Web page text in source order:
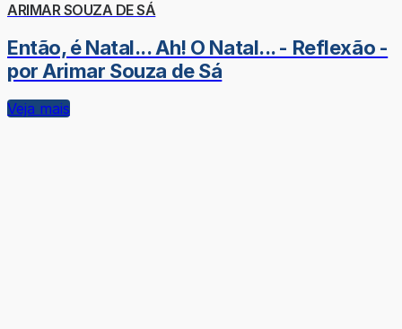
ARIMAR SOUZA DE SÁ
Então, é Natal... Ah! O Natal... - Reflexão -
por Arimar Souza de Sá
Veja mais